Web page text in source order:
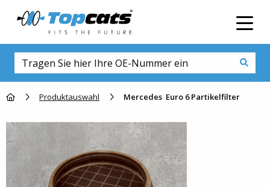
Go to homepage
Produktauswahl Mercedes Euro 6 Partikelfilter